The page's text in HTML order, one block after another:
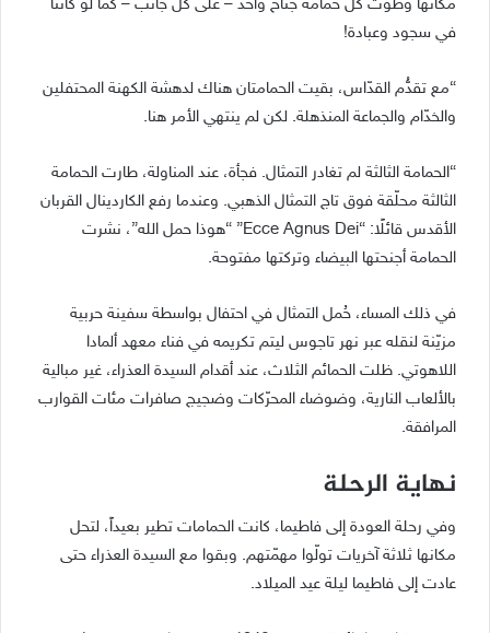
مكانها وطوت كل حمامة جناح واحد – على كل جانب – كما لو كانتا
في سجود وعبادة!
“مع تقدُّم القدّاس، بقيت الحمامتان هناك لدهشة الكهنة المحتفلين
والخدّام والجماعة المنذهلة. لكن لم ينتهي الأمر هنا.
“الحمامة الثالثة لم تغادر التمثال. فجأة، عند المناولة، طارت الحمامة
الثالثة محلّقة فوق تاج التمثال الذهبي. وعندما رفع الكاردينال القربان
الأقدس قائلًا: “Ecce Agnus Dei” “هوذا حمل الله”، نشرت
الحمامة أجنحتها البيضاء وتركتها مفتوحة.
في ذلك المساء، حُمل التمثال في احتفال بواسطة سفينة حربية
مزيّنة لنقله عبر نهر تاجوس ليتم تكريمه في فناء معهد ألمادا
اللاهوتي. ظلت الحمائم الثلاث، عند أقدام السيدة العذراء، غير مبالية
بالألعاب النارية، وضوضاء المحرّكات وضجيج صافرات مئات القوارب
المرافقة.
نهاية الرحلة
وفي رحلة العودة إلى فاطيما، كانت الحمامات تطير بعيداً، لتحل
مكانها ثلاثة آخريات تولّوا مهمّتهم. وبقوا مع السيدة العذراء حتى
عادت إلى فاطيما ليلة عيد الميلاد.